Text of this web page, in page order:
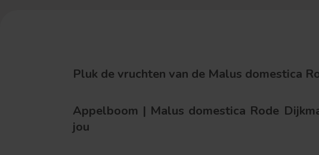
Pluk de vruchten van de Malus domestica
Appelboom | Malus domestica Rode
jou